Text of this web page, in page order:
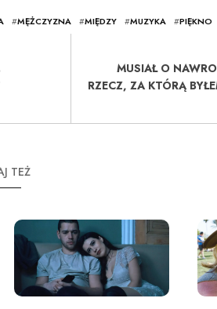
#MĘŻCZYZNA #MIĘDZY #MUZYKA #PIĘKNO
MUSIAŁ O
RZECZ, ZA KTÓRĄ
TEŻ